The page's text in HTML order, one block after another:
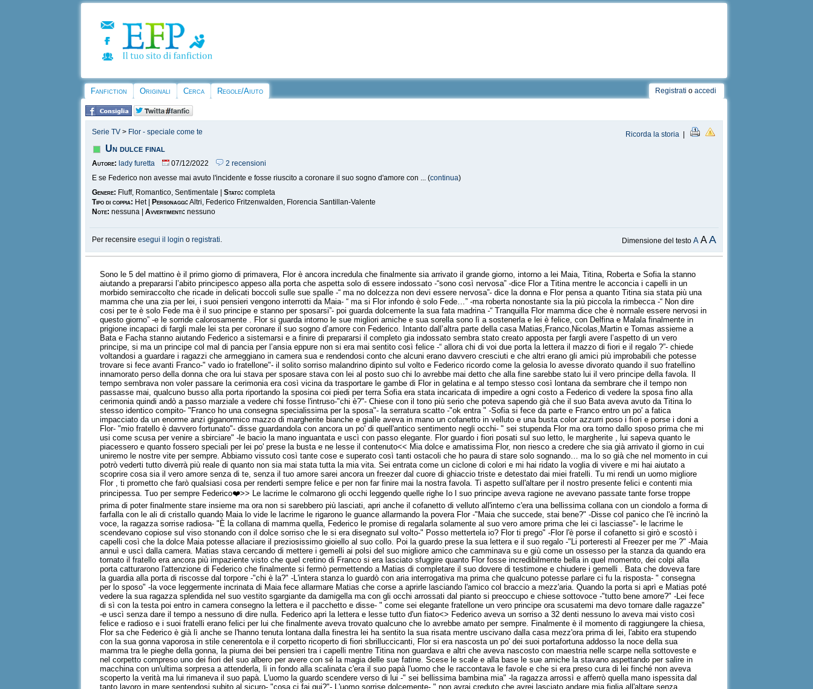
Fanfiction Originali Cerca Regole/Aiuto Registrati o accedi
Serie TV > Flor - speciale come te Ricorda la storia |
Un dulce final
Autore: lady furetta 07/12/2022
2 recensioni
E se Federico non avesse mai avuto l'incidente e fosse riuscito a coronare il suo sogno d'amore con ... (continua)
Genere: Fluff, Romantico, Sentimentale |Stato: completa
Tipo di coppia: Het | Personaggi: Altri, Federico Fritzenwalden, Florencia Santillan-Valente
Note: nessuna |Avvertimenti: nessuno
Per recensireesegui il login oregistrati. Dimensione del testoA AA
Sono le 5 del mattino è il primo giorno di primavera, Flor è ancora incredula che finalmente sia arrivato il grande giorno, intorno a lei Maia, Titina, Roberta e Sofia la stanno
aiutando a prepararsi l’abito principesco appeso alla porta che aspetta solo di essere indossato -“sono così nervosa” -dice Flor a Titina mentre le acconcia i capelli in un
morbido semiraccolto che ricade in delicati boccoli sulle sue spalle -“ ma no dolcezza non devi essere nervosa”- dice la donna e Flor pensa a quanto Titina sia stata più una
mamma che una zia per lei, i suoi pensieri vengono interrotti da Maia- “ ma si Flor infondo è solo Fede…” -ma roberta nonostante sia la più piccola la rimbecca -“ Non dire
cosi per te è solo Fede ma è il suo principe e stanno per sposarsi”- poi guarda dolcemente la sua fata madrina -“ Tranquilla Flor mamma dice che è normale essere nervosi in
questo giorno” -e le sorride calorosamente . Flor si guarda intorno le sue migliori amiche e sua sorella sono lì a sostenerla e lei è felice, con Delfina e Malala finalmente in
prigione incapaci di fargli male lei sta per coronare il suo sogno d’amore con Federico. Intanto dall’altra parte della casa Matias,Franco,Nicolas,Martin e Tomas assieme a
Bata e Facha stanno aiutando Federico a sistemarsi e a finire di prepararsi il completo gia indossato sembra stato creato apposta per fargli avere l’aspetto di un vero
principe, si ma un principe col mal di pancia per l’ansia eppure non si era mai sentito così felice -“ allora chi di voi due porta la lettera il mazzo di fiori e il regalo ?”- chiede
voltandosi a guardare i ragazzi che armeggiano in camera sua e rendendosi conto che alcuni erano davvero cresciuti e che altri erano gli amici più improbabili che potesse
trovare si fece avanti Franco-" vado io fratellone"- il solito sorriso malandrino dipinto sul volto e Federico ricordo come la gelosia lo avesse divorato quando il suo fratellino
innamorato perso della donna che ora lui stava per sposare stava con lei al posto suo chi lo avrebbe mai detto che alla fine sarebbe stato lui il vero principe della favola. Il
tempo sembrava non voler passare la cerimonia era così vicina da trasportare le gambe di Flor in gelatina e al tempo stesso così lontana da sembrare che il tempo non
passasse mai, qualcuno busso alla porta riportando la sposina coi piedi per terra Sofia era stata incaricata di impedire a ogni costo a Federico di vedere la sposa fino alla
cerimonia quindi andò a passo marziale a vedere chi fosse l'intruso-"chi è?"- Chiese con il tono più serio che poteva sapendo già che il suo Bata aveva avuto da Titina lo
stesso identico compito- "Franco ho una consegna specialissima per la sposa"- la serratura scatto -"ok entra " -Sofia si fece da parte e Franco entro un po' a fatica
impacciato da un enorme anzi giganormico mazzo di margherite bianche e gialle aveva in mano un cofanetto in velluto e una busta color azzurri poso i fiori e porse i doni a
Flor- "mio fratello è davvero fortunato"- disse guardandola con ancora un po' di quell'antico sentimento negli occhi- " sei stupenda Flor ma ora torno dallo sposo prima che mi
usi come scusa per venire a sbirciare" -le bacio la mano inguantata e uscì con passo elegante. Flor guardo i fiori posati sul suo letto, le margherite , lui sapeva quanto le
piacessero e quanto fossero speciali per lei po' prese la busta e ne lesse il contenuto<< Mia dolce e amatissima Flor, non riesco a credere che sia già arrivato il giorno in cui
uniremo le nostre vite per sempre. Abbiamo vissuto così tante cose e superato così tanti ostacoli che ho paura di stare solo sognando… ma lo so già che nel momento in cui
potrò vederti tutto diverrà più reale di quanto non sia mai stata tutta la mia vita. Sei entrata come un ciclone di colori e mi hai ridato la voglia di vivere e mi hai aiutato a
scoprire cosa sia il vero amore senza di te, senza il tuo amore sarei ancora un freezer dal cuore di ghiaccio triste e detestato dai miei fratelli. Tu mi rendi un uomo migliore
Flor , ti prometto che farò qualsiasi cosa per renderti sempre felice e per non far finire mai la nostra favola. Ti aspetto sull'altare per il nostro presente felici e contenti mia
principessa. Tuo per sempre Federico❤️>> Le lacrime le colmarono gli occhi leggendo quelle righe Io l suo principe aveva ragione ne avevano passate tante forse troppe
prima di poter finalmente stare insieme ma ora non si sarebbero più lasciati, apri anche il cofanetto di velluto all'interno c'era una bellissima collana con un ciondolo a forma di
farfalla con le ali di cristallo quando Maia lo vide le lacrime le rigarono le guance allarmando la povera Flor -"Maia che succede, stai bene?" -Disse col panico che l'è incrinò la
voce, la ragazza sorrise radiosa- "È la collana di mamma quella, Federico le promise di regalarla solamente al suo vero amore prima che lei ci lasciasse"- le lacrime le
scendevano copiose sul viso stonando con il dolce sorriso che le si era disegnato sul volto-" Posso mettertela io? Flor ti prego" -Flor l'è porse il cofanetto si girò e scostò i
capelli così che la dolce Maia potesse allaciare il preziosissimo gioiello al suo collo. Poi la guardo prese la sua lettera e il suo regalo -"Li porteresti al Freezer per me ?" -Maia
annuì e uscì dalla camera. Matias stava cercando di mettere i gemelli ai polsi del suo migliore amico che camminava su e giù come un ossesso per la stanza da quando era
tornato il fratello era ancora più impaziente visto che quel cretino di Franco si era lasciato sfuggire quanto Flor fosse incredibilmente bella in quel momento, dei colpi alla
porta catturarono l'attenzione di Federico che finalmente si fermò permettendo a Matias di completare il suo dovere di testimone e chiudere i gemelli . Bata che doveva fare
la guardia alla porta di riscosse dal torpore -"chi è la?" -L'intera stanza lo guardò con aria interrogativa ma prima che qualcuno potesse parlare ci fu la risposta- " consegna
per lo sposo" -la voce leggermente incrinata di Maia fece allarmare Matias che corse a aprirle lasciando l'amico col braccio a mezz'aria. Quando la porta si aprì e Matias poté
vedere la sua ragazza splendida nel suo vestito sgargiante da damigella ma con gli occhi arrossati dal pianto si preoccupo e chiese sottovoce -"tutto bene amore?" -Lei fece
di sì con la testa poi entro in camera consegno la lettera e il pacchetto e disse- " come sei elegante fratellone un vero principe ora scusatemi ma devo tornare dalle ragazze"
-e uscì senza dare il tempo a nessuno di dire nulla. Federico apri la lettera e lesse tutto d'un fiato<> Federico aveva un sorriso a 32 denti nessuno lo aveva mai visto così
felice e radioso e i suoi fratelli erano felici per lui che finalmente aveva trovato qualcuno che lo avrebbe amato per sempre. Finalmente è il momento di raggiungere la chiesa,
Flor sa che Federico è già lì anche se l'hanno tenuta lontana dalla finestra lei ha sentito la sua risata mentre uscivano dalla casa mezz'ora prima di lei, l'abito era stupendo
con la sua gonna vaporosa in stile cenerentola e il corpetto ricoperto di fiori sbrilluccicanti, Flor si era nascosta un po' dei suoi portafortuna addosso la noce della sua
mamma tra le pieghe della gonna, la piuma dei bei pensieri tra i capelli mentre Titina non guardava e altri che aveva nascosto con maestria nelle scarpe nella sottoveste e
nel corpetto compreso uno dei fiori del suo albero per avere con sé la magia delle sue fatine. Scese le scale e alla base le sue amiche la stavano aspettando per salire in
macchina con un'ultima sorpresa a attenderla, lì in fondo alla scalinata c'era il suo papà l'uomo che le raccontava le favole e che si era preso cura di lei finché non aveva
scoperto la verità ma lui rimaneva il suo papà. L'uomo la guardo scendere verso di lui -" sei bellissima bambina mia" -la ragazza arrossì e afferrò quella mano ispessita dal
tanto lavoro in mare sentendosi subito al sicuro- "cosa ci fai qui?"- L'uomo sorrise dolcemente- " non avrai creduto che avrei lasciato andare mia figlia all'altare senza